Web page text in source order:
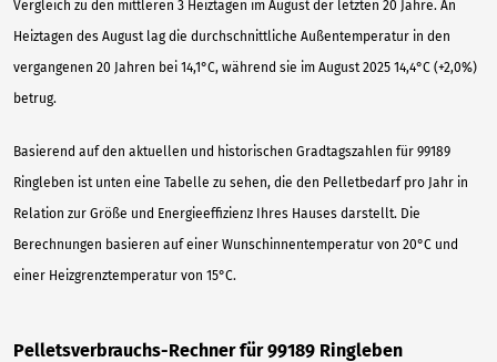
Vergleich zu den mittleren 3 Heiztagen im August der letzten 20 Jahre. An
Heiztagen des August lag die durchschnittliche Außentemperatur in den
vergangenen 20 Jahren bei 14,1°C, während sie im August 2025 14,4°C (+2,0%)
betrug.
Basierend auf den aktuellen und historischen Gradtagszahlen für 99189
Ringleben ist unten eine Tabelle zu sehen, die den Pelletbedarf pro Jahr in
Relation zur Größe und Energieeffizienz Ihres Hauses darstellt. Die
Berechnungen basieren auf einer Wunschinnentemperatur von 20°C und
einer Heizgrenztemperatur von 15°C.
Pelletsverbrauchs-Rechner für 99189 Ringleben